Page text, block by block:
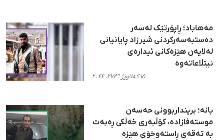
مەهاباد؛ ڕاپۆرتێک لەسەر
دەستبەسەرکردنی شیرزاد پایانیانی
لەلایەن هێزەکانی ئیدارەی
ئیتڵاعاتەوە
١٥ گەلاوێژ ٢٧٢٦، ٢٠:٤٤
بانە؛ برینداربوونی حەسەن
موستەفازادە، کۆڵبەری خەڵکی ڕەبەت
بە تەقەی ڕاستەوخۆی هێزە